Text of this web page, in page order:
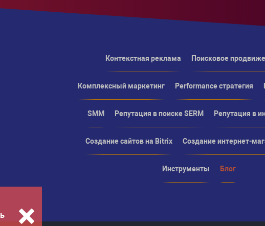
Контекстная реклама Поисковое
Комплексный маркетинг Performance стратегия
SMM Репутация в поиске SERM Репутация в
Создание сайтов на Bitrix Создание интернет-
Инструменты Блог